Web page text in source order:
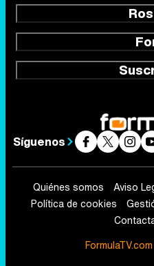
Síguenos
Quiénes somos Aviso
Política de cookies
FormulaTV.com